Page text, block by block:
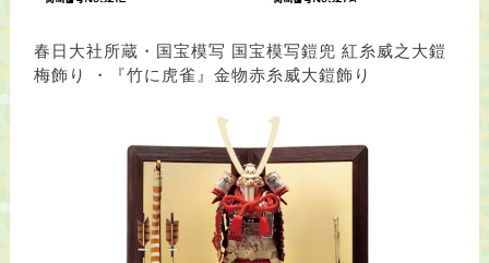
春日大社所蔵・国宝模写 国宝模写鎧兜 紅糸威之大鎧
梅飾り ・『竹に虎雀』金物赤糸威大鎧飾り